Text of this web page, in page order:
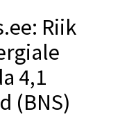
Riik
4,1
(BNS)